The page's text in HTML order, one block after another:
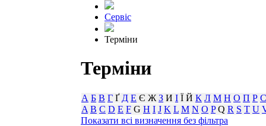
Сервіс
Терміни
Терміни
А Б В Г Ґ Д Е Є Ж З И І Ї Й К Л М Н О П Р С
A B C D E F G H I J K L M N O PQ R S T U
Показати всі визначення без фільтра